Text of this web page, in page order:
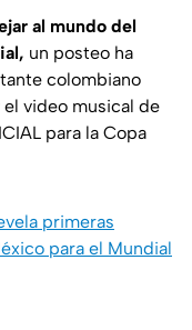
al mundo del
un posteo ha
colombiano
video musical de
para la Copa
primeras
para el Mundial